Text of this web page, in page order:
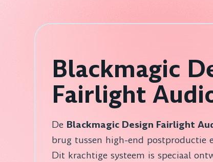
Blackmagic
Fairlight
De Blackmagic Design Fairlight
brug tussen high-end postproductie
Dit krachtige systeem is speciaal